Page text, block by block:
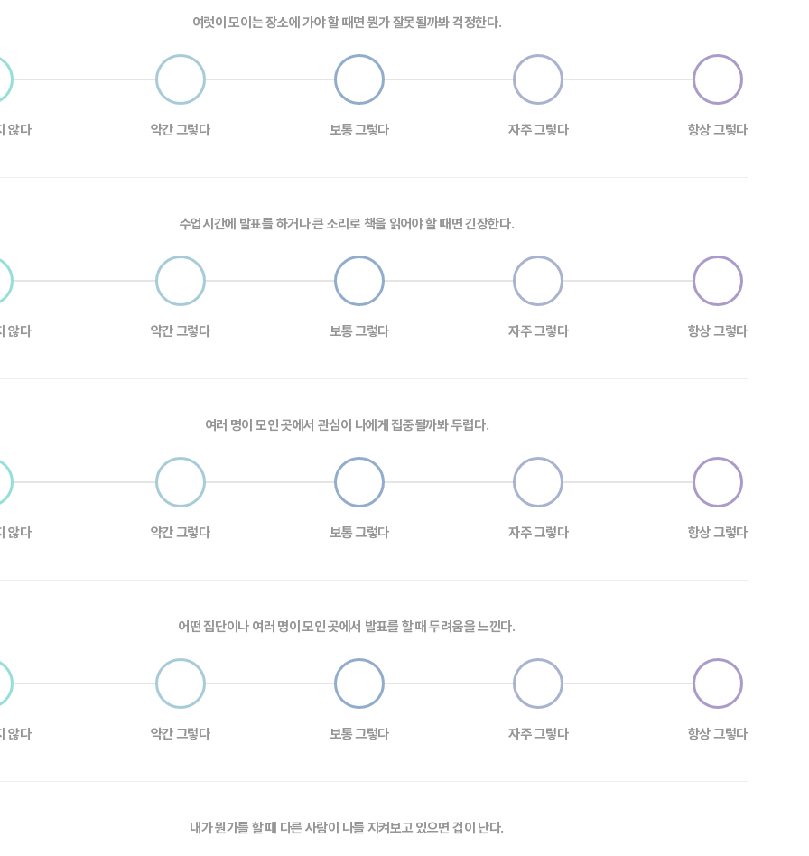
여럿이 모이는 장소에 가야 할 때면 뭔가 잘못될까봐 걱정한다.
않다 약간 그렇다 보통 그렇다 자주 그렇다 항상 그렇다
수업시간에 발표를 하거나 큰 소리로 책을 읽어야 할 때면 긴장한다.
않다 약간 그렇다 보통 그렇다 자주 그렇다 항상 그렇다
여러 명이 모인 곳에서 관심이 나에게 집중될까봐 두렵다.
않다 약간 그렇다 보통 그렇다 자주 그렇다 항상 그렇다
어떤 집단이나 여러 명이 모인 곳에서 발표를 할 때 두려움을 느낀다.
않다 약간 그렇다 보통 그렇다 자주 그렇다 항상 그렇다
내가 뭔가를 할 때 다른 사람이 나를 지켜보고 있으면 겁이 난다.